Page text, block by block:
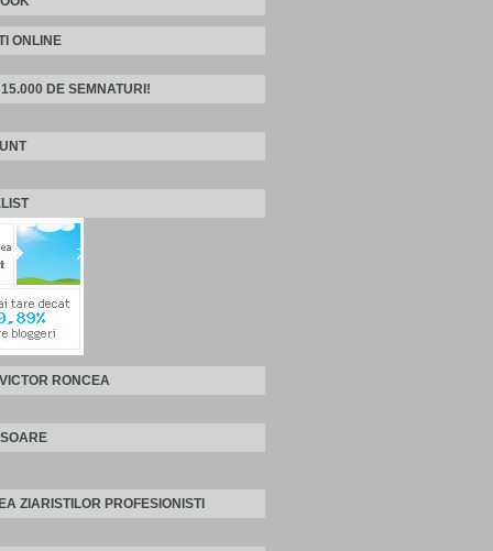
ONLINE
DE SEMNATURI!
RONCEA
ZIARISTILOR PROFESIONISTI